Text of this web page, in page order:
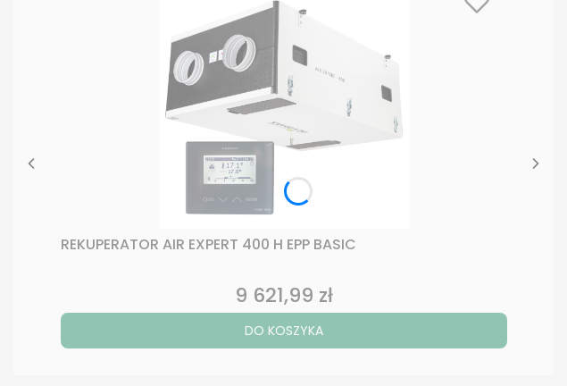
REKUPERATOR AIR EXPERT 400 H EPP BASIC
Cena
9 621,99 zł
DO KOSZYKA